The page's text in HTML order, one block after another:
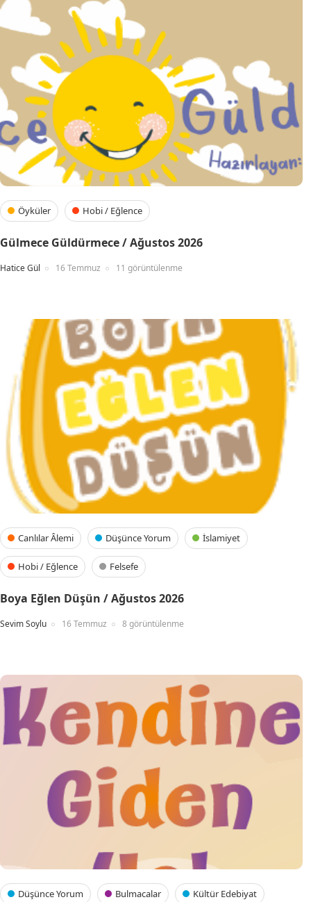
Öyküler Hobi / Eğlence
Gülmece Güldürmece / Ağustos 2026
Hatice Gül 16 Temmuz 11 görüntülenme
Canlılar Âlemi Düşünce Yorum İslamiyet
Hobi / Eğlence Felsefe
Boya Eğlen Düşün / Ağustos 2026
Sevim Soylu 16 Temmuz 8 görüntülenme
Düşünce Yorum Bulmacalar Kültür Edebiyat